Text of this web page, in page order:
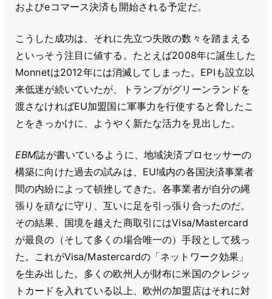
およびeコマース決済も開始される予定だ。
こうした成功は、それに先立つ失敗の数々を踏まえる
といっそう注目に値する。たとえば2008年に誕生した
Monnetは2012年には消滅してしまった。EPIも設立以
来低迷が続いていたが、トランプがグリーンランドを
渡さなければEU加盟国に軍事力を行使すると脅したこ
とをきっかけに、ようやく新たな活力を見出した。
EBM誌が書いているように、地域決済プロセッサーの
構築に向けた過去の試みは、EU域内の各国決済事業者
間の内紛によって頓挫してきた。各事業者が自分の縄
張りを頑なに守り、互いに足を引っ張り合ったのだ。
その結果、国境を越えた商取引にはVisa/Mastercard
が最良の（そして多くの場合唯一の）手段として残っ
た。これがVisa/Mastercardの「ネットワーク効果」
を生み出した。多くの欧州人が財布に米国のクレジッ
トカードを入れている以上、欧州の加盟店はそれに対